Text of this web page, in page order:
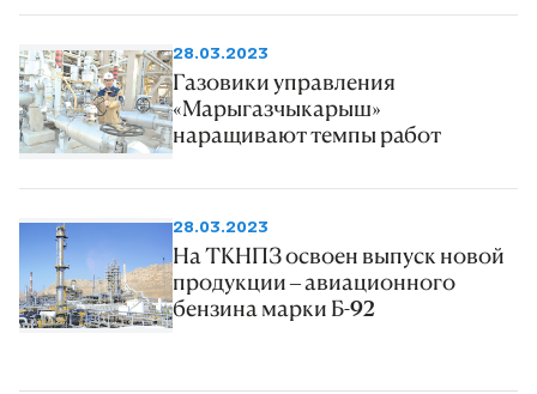
28.03.2023
Газовики управления
«Марыгазчыкарыш»
наращивают темпы работ
28.03.2023
На ТКНПЗ освоен выпуск новой
продукции – авиационного
бензина марки Б-92